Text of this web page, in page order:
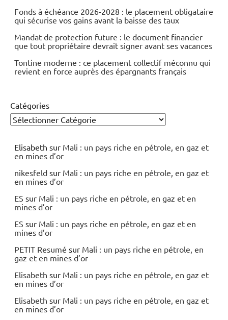
Fonds à échéance 2026-2028 : le placement obligataire
qui sécurise vos gains avant la baisse des taux
Mandat de protection future : le document financier
que tout propriétaire devrait signer avant ses vacances
Tontine moderne : ce placement collectif méconnu qui
revient en force auprès des épargnants français
Catégories
Elisabeth sur Mali : un pays riche en pétrole, en gaz et
en mines d’or
nikesfeld sur Mali : un pays riche en pétrole, en gaz et
en mines d’or
ES sur Mali : un pays riche en pétrole, en gaz et en
mines d’or
ES sur Mali : un pays riche en pétrole, en gaz et en
mines d’or
PETIT Resumé sur Mali : un pays riche en pétrole, en
gaz et en mines d’or
Elisabeth sur Mali : un pays riche en pétrole, en gaz et
en mines d’or
Elisabeth sur Mali : un pays riche en pétrole, en gaz et
en mines d’or